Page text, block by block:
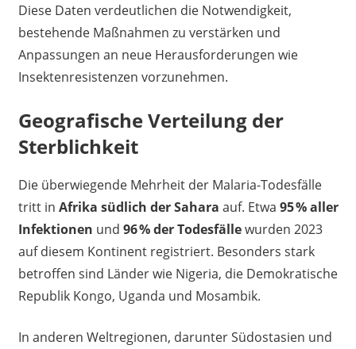
Diese Daten verdeutlichen die Notwendigkeit,
bestehende Maßnahmen zu verstärken und
Anpassungen an neue Herausforderungen wie
Insektenresistenzen vorzunehmen.
Geografische Verteilung der
Sterblichkeit
Die überwiegende Mehrheit der Malaria-Todesfälle
tritt in Afrika südlich der Sahara auf. Etwa 95 % aller
Infektionen und 96 % der Todesfällewurden 2023
auf diesem Kontinent registriert. Besonders stark
betroffen sind Länder wie Nigeria, die Demokratische
Republik Kongo, Uganda und Mosambik.
In anderen Weltregionen, darunter Südostasien und